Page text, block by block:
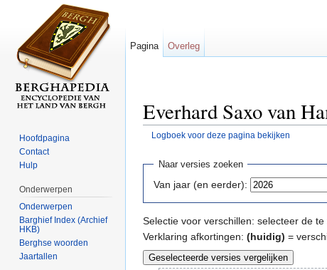
Everhard Saxo van
Logboek voor deze pagina bekijken
Naar versies zoeken
Van jaar (en eerder):
Selectie voor verschillen: selecteer de
Verklaring afkortingen: (huidig) =
Pagina Overleg
Hoofdpagina
Contact
Hulp
Onderwerpen
Onderwerpen
Barghief Index (Archief
HKB)
Berghse woorden
Jaartallen